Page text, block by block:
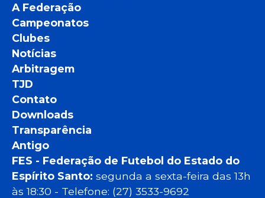
A Federação
Campeonatos
Clubes
Notícias
Arbitragem
TJD
Contato
Downloads
Transparência
Antigo
FES - Federação de Futebol do Estado do
Espírito Santo: segunda a sexta-feira das 13h
às 18:30 - Telefone: (27) 3533-9692